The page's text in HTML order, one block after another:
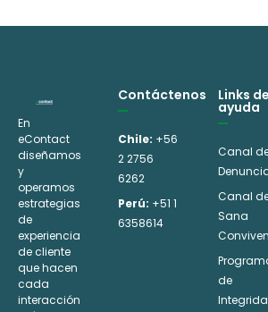
t
v
e
:
En
eContact
diseñamos
y
operamos
estrategias
de
experiencia
de cliente
que hacen
cada
interacción
Contáctenos
Chile: +56
2 2756
6262
Perú: +51 1
6358614
Links de
ayuda
Canal
Canal
Sana
de